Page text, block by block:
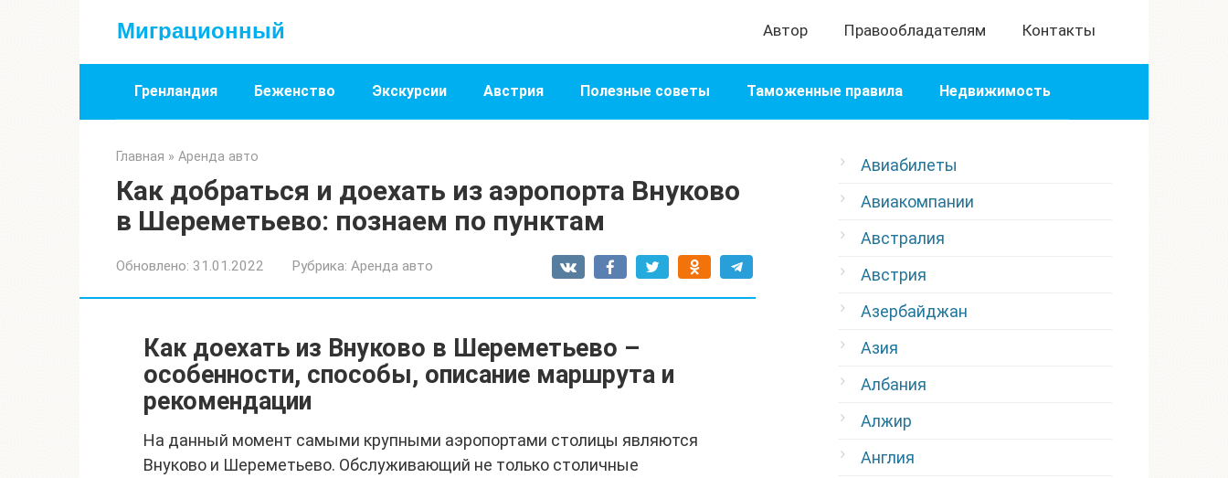
Миграционный Автор Правообладателям Контакты
Гренландия Беженство Экскурсии Австрия Полезные советы Таможенные правила Недвижимость
Главная » Аренда авто
Как добраться и доехать из аэропорта Внуково
в Шереметьево: познаем по пунктам
Обновлено: 31.01.2022 Рубрика: Аренда авто
Как доехать из Внуково в Шереметьево –
особенности, способы, описание маршрута и
рекомендации
На данный момент самыми крупными аэропортами столицы являются
Внуково и Шереметьево. Обслуживающий не только столичные
Авиабилеты
Авиакомпании
Австралия
Австрия
Азербайджан
Азия
Албания
Алжир
Англия